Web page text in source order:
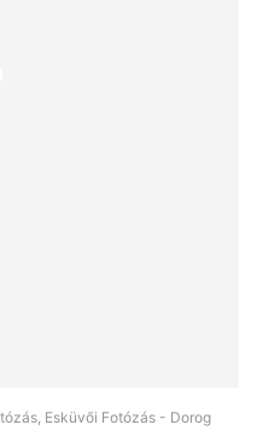
Esküvői Fotózás - Dorog